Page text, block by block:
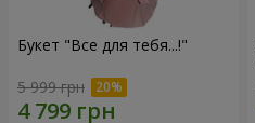
Букет "Все для тебя...!"
5 999 грн